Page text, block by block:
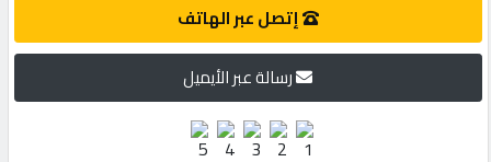
مميزة
إتصل عبر الهاتف
رسالة عبر الأيميل